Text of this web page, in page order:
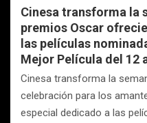
Cinesa transforma la
premios Oscar
las películas
Mejor Película del 12
Cinesa transforma la
celebración para los
especial dedicado a las